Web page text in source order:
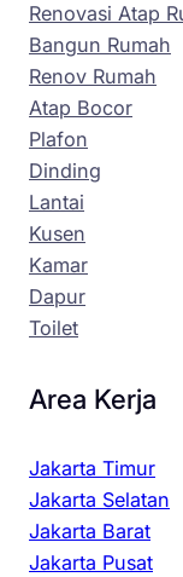
Renovasi Atap
Bangun Rumah
Renov Rumah
Atap Bocor
Plafon
Dinding
Lantai
Kusen
Kamar
Dapur
Toilet
Area Kerja
Jakarta Timur
Jakarta Selatan
Jakarta Barat
Jakarta Pusat